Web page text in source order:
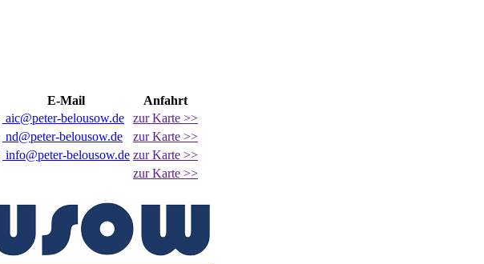
E-Mail
Anfahrt
aic@peter-belousow.de
zur Karte >>
nd@peter-belousow.de
zur Karte >>
info@peter-belousow.de zur Karte >>
zur Karte >>